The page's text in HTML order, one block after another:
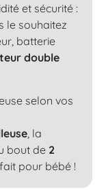
et sécurité :
le souhaitez
batterie
double
selon vos
, la
bout de 2
pour bébé !